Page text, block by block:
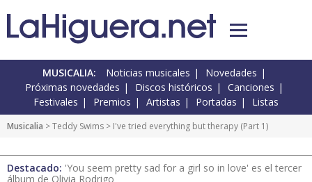
MUSICALIA: Noticias musicales
Novedades
Próximas novedades
Discos históricos
Canciones
Festivales
Premios Artistas Portadas Listas
Musicalia >Teddy Swims > I've tried everything but therapy (Part 1)
Destacado: 'You seem pretty sad for a girl so in love' es el tercer
álbum de Olivia Rodrigo